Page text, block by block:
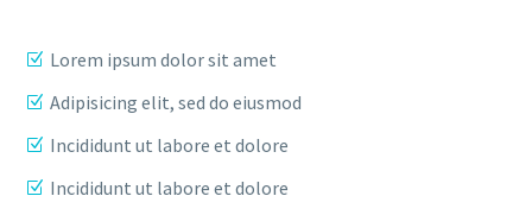
Lorem ipsum dolor sit amet
Adipisicing elit, sed do eiusmod
Incididunt ut labore et dolore
Incididunt ut labore et dolore